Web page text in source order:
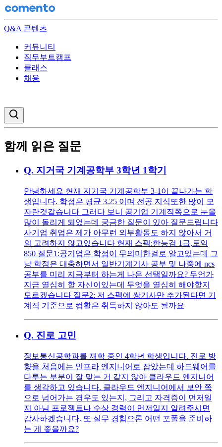
Q&A 콘텐츠
커뮤니티
직무부트캠프
클래스
채용
함께 읽은 질문
Q. 지거국 기계공학부 3학년 1학기
안녕하세요 현재 지거국 기계공학부 3-1이 끝나가는 학
생입니다. 학점은 평균 3.25 이며 전공 지식또한 많이 모
자란것같습니다 그러다 보니 공기업 기계직쪽으로 눈을
많이 돌리게 되었는데 궁금한 질문이 있아 질문드립니다
사기업 취업은 제가 아무런 외부활동도 하지 않아서 거
의 고려하지 않고있습니다 현재 스펙:한능검 1급,토익
850 질문1:공기업은 학점이 무의미한걸로 알고있는데 그
냥 학점은 대충하면서 일반기계기사 공부 및 나중에 ncs
공부를 미리 지금부터 하는게 나은 선택일까요? 무언가
지금 열심히 할 자신이있는데 무엇을 열심히 해야할지
모르겠습니다 질문2: 저 스펙에 쌍기사만 추가된다면 기
계직 기준으로 컴활은 취득하지 않아도 될까요
Q. 진로 고민
정보통신공학과를 재학 중인 4학년 학생입니다. 진로 방
향을 처음에는 인프라 엔지니어로 잡았는데 하드웨어를
다루는 부분이 잘 맞는 거 같지 않아 클라우드 엔지니어
를 생각하고 있습니다. 클라우드 엔지니어에서 보안 쪽
으로 넘어가는 경우도 있는지, 그리고 자격증이 먼저일
지 아님 프로젝트나 수상 경력이 먼저일지 알려주시면
감사하겠습니다. 또 실무 경험으론 어떤 포폴을 준비하
는 게 좋을까요?